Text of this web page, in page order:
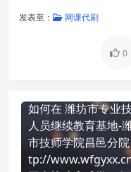
发表至： 网课代刷
0
如何在 潍坊市专业
人员继续教育基地-
市技师学院昌邑分
tp://